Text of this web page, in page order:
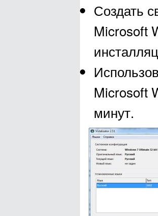
Создать
Microsoft
Microsoft
минут.